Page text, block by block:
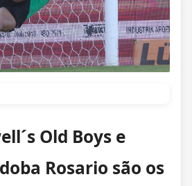
Old Boys e
Rosario são os